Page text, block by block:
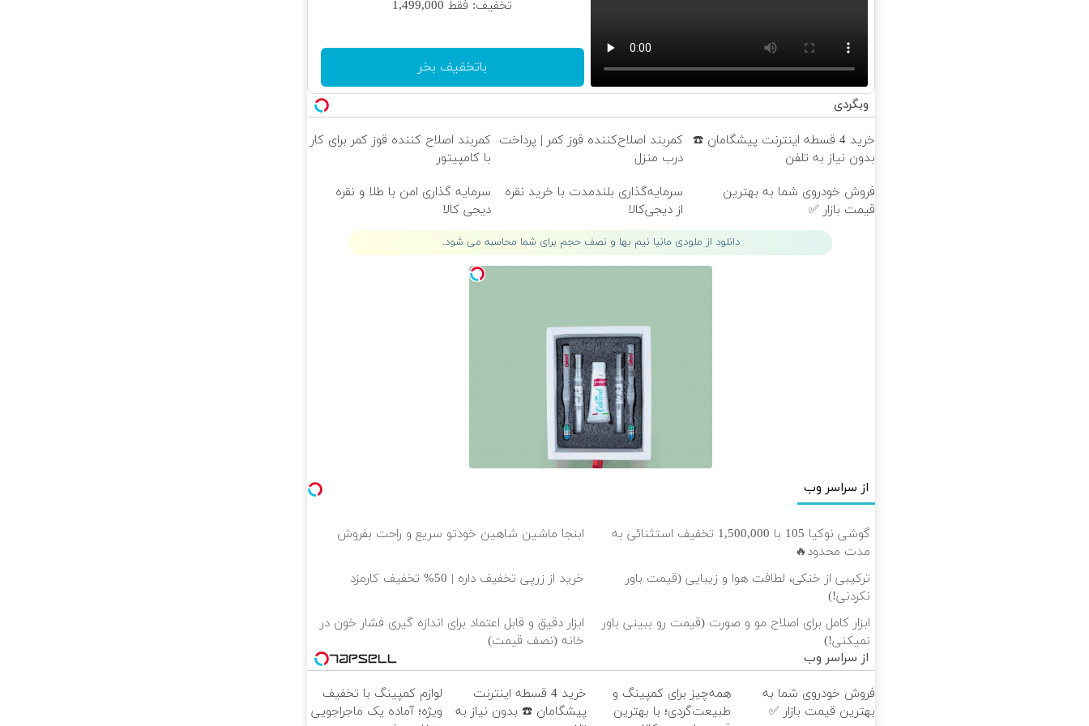
تخفیف: فقط 1,499,000
باتخفیف بخر
وبگردی
خرید 4 قسطه اینترنت پیشگامان ☎️
بدون نیاز به تلفن
کمربند اصلاح‌کننده قوز کمر | پرداخت
درب منزل
کمربند اصلاح کننده قوز کمر برای کار
با کامپیتور
فروش خودروی شما به بهترین
قیمت بازار ✅
سرمایه‌گذاری بلندمدت با خرید نقره
از دیجی‌کالا
سرمایه گذاری امن با طلا و نقره
دیجی کالا
دانلود از ملودی مانیا نیم بها و نصف حجم برای شما محاسبه می شود.
از سراسر وب
گوشی نوکیا 105 با 1,500,000 تخفیف استثنائی به
مدت محدود🔥
ابنجا ماشین شاهین خودتو سریع و راحت بفروش
ترکیبی از خنکی، لطافت هوا و زیبایی (قیمت باور
نکردنی!)
خرید از زرپی تخفیف داره | 50% تخفیف کارمزد
ابزار کامل برای اصلاح مو و صورت (قیمت رو ببینی باور
نمیکنی!)
ابزار دقیق و قابل اعتماد برای اندازه گیری فشار خون در
خانه (نصف قیمت)
از سراسر وب
فروش خودروی شما به
بهترین قیمت بازار ✅
همه‌چیز برای کمپینگ و
طبیعت‌گردی؛ با بهترین
خرید 4 قسطه اینترنت
پیشگامان ☎️ بدون نیاز به
لوازم کمپینگ با تخفیف
ویژه؛ آماده یک ماجراجویی